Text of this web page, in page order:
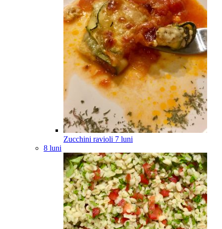
Zucchini ravioli 7 luni
8 luni